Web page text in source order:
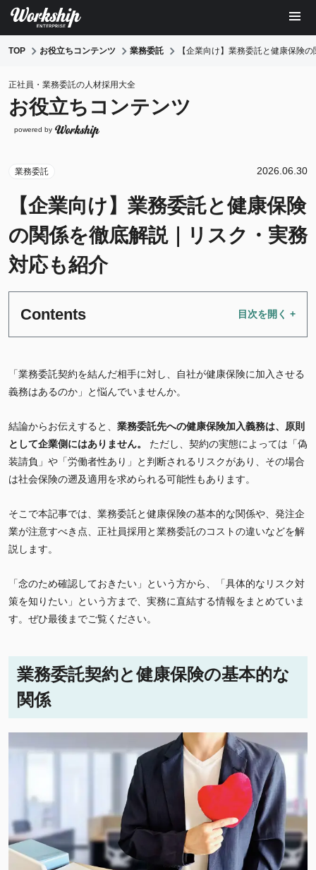
TOP お役立ちコンテンツ 業務委託 【企業向け】業務委託と健康保険
正社員・業務委託の人材採用大全
お役立ちコンテンツ
powered by
業務委託 2026.06.30
【企業向け】業務委託と健康保険
の関係を徹底解説｜リスク・実務
対応も紹介
Contents
「業務委託契約を結んだ相手に対し、自社が健康保険に加入させる
義務はあるのか」と悩んでいませんか。
結論からお伝えすると、 業務委託先への健康保険加入義務は、原則
として企業側にはありません。
ただし、契約の実態によっては「偽
装請負」や「労働者性あり」と判断されるリスクがあり、その場合
は社会保険の遡及適用を求められる可能性もあります。
そこで本記事では、業務委託と健康保険の基本的な関係や、発注企
業が注意すべき点、正社員採用と業務委託のコストの違いなどを解
説します。
「念のため確認しておきたい」という方から、「具体的なリスク対
策を知りたい」という方まで、実務に直結する情報をまとめていま
す。ぜひ最後までご覧ください。
業務委託契約と健康保険の基本的な
関係